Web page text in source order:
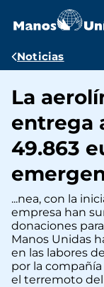
contenido
Ruta
Noticias
La
entrega
49.863
...nea, con la
empresa han
donaciones
Manos Unidas
en las labores
por la
el terremoto del